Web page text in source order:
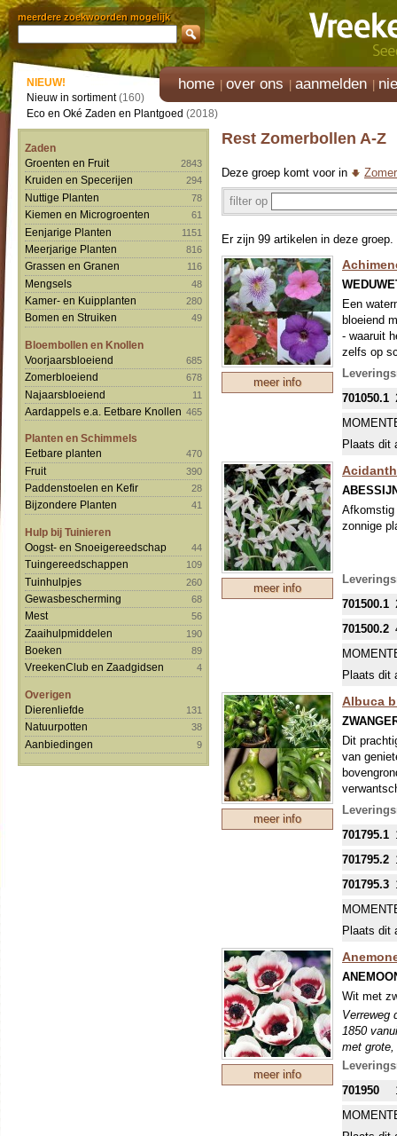
meerdere zoekwoorden mogelijk
home over ons aanmelden
NIEUW!
Nieuw in sortiment(160)
Eco en Oké Zaden en Plantgoed (2018)
Zaden
Groenten en Fruit
2843
Kruiden en Specerijen 294
Nuttige Planten 78
Kiemen en Microgroenten 61
Eenjarige Planten 1151
Meerjarige Planten 816
Grassen en Granen 116
Mengsels 48
Kamer- en Kuipplanten 280
Bomen en Struiken 49
Bloembollen en Knollen
Voorjaarsbloeiend
685
Zomerbloeiend 678
Najaarsbloeiend 11
Aardappels e.a. Eetbare Knollen 465
Planten en Schimmels
Eetbare planten
470
Fruit 390
Paddenstoelen en Kefir 28
Bijzondere Planten 41
Hulp bij Tuinieren
Oogst- en Snoeigereedschap
44
Tuingereedschappen 109
Tuinhulpjes 260
Gewasbescherming 68
Mest 56
Zaaihulpmiddelen 190
Boeken 89
VreekenClub en Zaadgidsen 4
Overigen
Dierenliefde
131
Natuurpotten 38
Aanbiedingen 9
Rest Zomerbollen A-Z
Deze groep komt voor in
filter op
Er zijn 99 artikelen in deze groep.
meer info
Een
bloeiend
- waaruit
zelfs op
blauw en
701050.1
Plaats dit
meer info
Afkomstig
zonnige
701500.1
701500.2
Plaats dit
meer info
Albuca
Dit
van
gebeurt
Aan de
het
gaat de
door de
Het
plantje
701795.1
701795.2
701795.3
Plaats dit
meer info
Wit met
Verreweg
1850
met
en vrij
701950